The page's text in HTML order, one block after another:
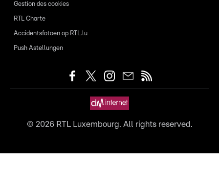
Gestion des cookies
RTL Charte
Accidentsfotoen op RTL.lu
Push Astellungen
© 2026RTL Luxembourg. All rights reserved.